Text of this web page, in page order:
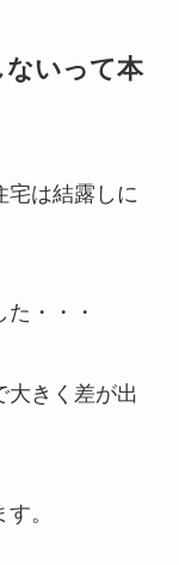
いって本
宅は結露しに
・・・
大きく差が出
。